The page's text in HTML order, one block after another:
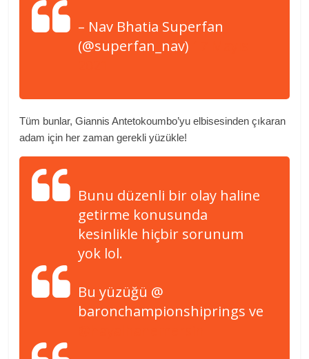
– Nav Bhatia Superfan
(@superfan_nav)
Tüm bunlar, Giannis Antetokoumbo’yu elbisesinden çıkaran
adam için her zaman gerekli yüzükle!
Bunu düzenli bir olay haline
getirme konusunda
kesinlikle hiçbir sorunum
yok lol.
Bu yüzüğü @
baronchampionshiprings ve